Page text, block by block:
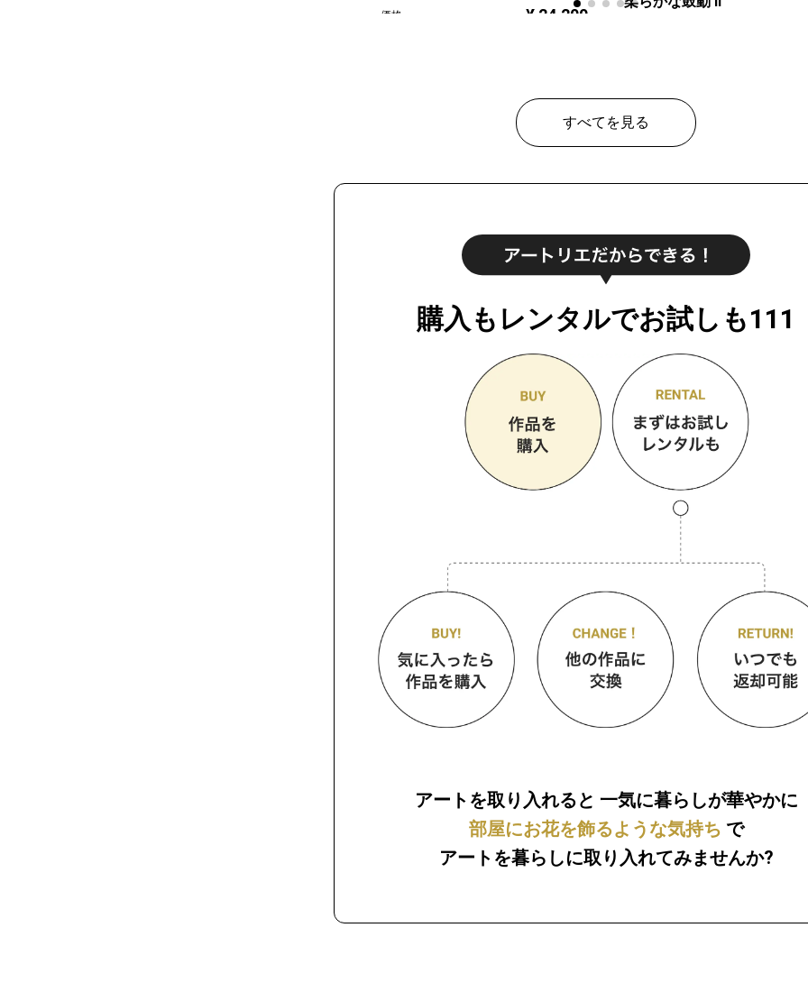
価格
¥ 24,200
すべてを見る
購入もレンタルでお試しも111
アートを取り入れると 一気に暮らしが華やかに
部屋にお花を飾るような気持ち で
アートを暮らしに取り入れてみませんか?